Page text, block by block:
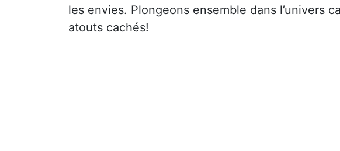
les envies. Plongeons ensemble dans l’univers
atouts cachés!